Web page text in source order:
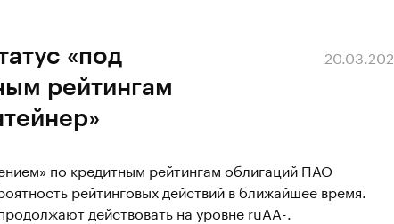
«под
рейтингам
по кредитным рейтингам облигаций ПАО
рейтинговых действий в ближайшее время.
действовать на уровне ruAA-.